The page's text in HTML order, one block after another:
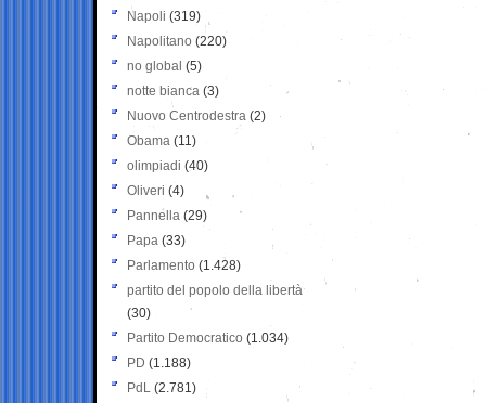
Napoli (319)
Napolitano (220)
no global (5)
notte bianca (3)
Nuovo Centrodestra (2)
Obama (11)
olimpiadi (40)
Oliveri (4)
Pannella (29)
Papa (33)
Parlamento (1.428)
partito del popolo della libertà
(30)
Partito Democratico (1.034)
PD (1.188)
PdL (2.781)